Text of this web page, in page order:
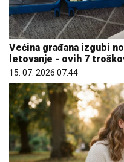
Većina građana izgubi
letovanje - ovih 7
15. 07. 2026 07:44